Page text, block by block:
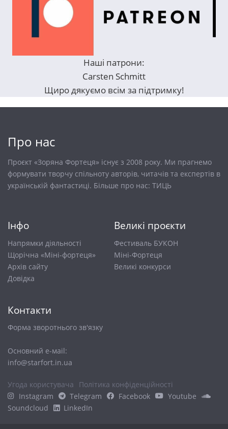
Наші патрони:
Carsten Schmitt
Щиро дякуємо всім за підтримку!
Про нас
Проєкт «Зоряна Фортеця» існує з 2008 року. Ми прагнемо
формувати творчу спільноту авторів, читачів та експертів в
українській фантастиці. Більше про нас: ТИЦЬ
Інфо
Напрямки діяльності
Щорічна «Міні-фортеця»
Архів сайту
Довiдка
Великі проєкти
Фестиваль БУКОН
Міні-Фортеця
Великі конкурси
Контакти
Форма зворотнього зв'язку
Основний е-маіl:
info@starfort.in.ua
Угода користувача
Політика конфіденційності
Instagram
Telegram Facebook
Youtube
Soundcloud
LinkedIn